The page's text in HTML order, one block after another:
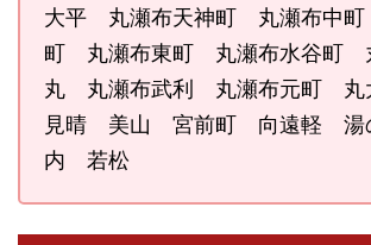
大平 丸瀬布天神町 丸瀬布中
町 丸瀬布東町 丸瀬布水谷町
丸 丸瀬布武利 丸瀬布元町
見晴 美山 宮前町 向遠軽 湯
内 若松